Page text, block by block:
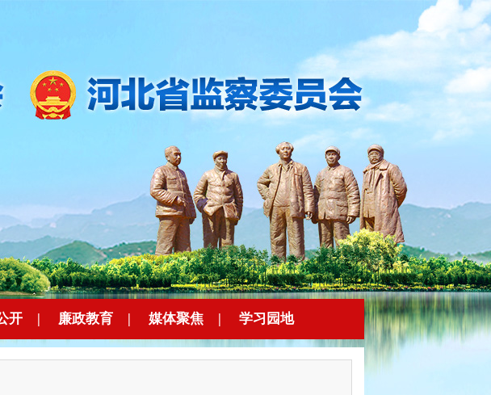
开 | 廉政教育 | 媒体聚焦 | 学习园地